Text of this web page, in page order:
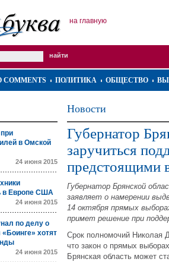
на главную
COMMENTS ПОЛИТИКА ОБЩЕСТВО
в Омской
24 июня 2015
в Европе США
24 июня 2015
по делу о
хотят
24 июня 2015
Новости
Губернатор
заручиться
предстоящими
Губернатор Брянской
заявляет о намерении
14 октября прямых
примет решение при
Срок полномочий Николая
что закон о прямых
Брянская область может